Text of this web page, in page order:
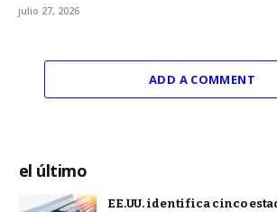
julio 27, 2026
ADD A COMMENT
el último
EE.UU. identifica cinco